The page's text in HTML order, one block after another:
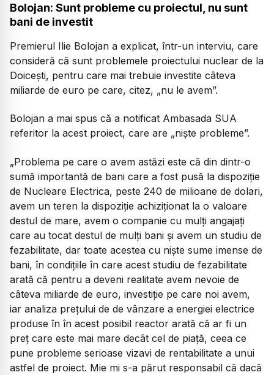
Bolojan: Sunt probleme cu proiectul, nu sunt
bani de investit
Premierul Ilie Bolojan a explicat, într-un interviu, care
consideră că sunt problemele proiectului nuclear de la
Doicești, pentru care mai trebuie investite câteva
miliarde de euro pe care, citez, „nu le avem”.
Bolojan a mai spus că a notificat Ambasada SUA
referitor la acest proiect, care are „niște probleme”.
„Problema pe care o avem astăzi este că din dintr-o
sumă importantă de bani care a fost pusă la dispoziție
de Nucleare Electrica, peste 240 de milioane de dolari,
avem un teren la dispoziție achiziționat la o valoare
destul de mare, avem o companie cu mulți angajați
care au tocat destul de mulți bani și avem un studiu de
fezabilitate, dar toate acestea cu niște sume imense de
bani, în condițiile în care acest studiu de fezabilitate
arată că pentru a deveni realitate avem nevoie de
câteva miliarde de euro, investiție pe care noi avem,
iar analiza prețului de de vânzare a energiei electrice
produse în în acest posibil reactor arată că ar fi un
preț care este mai mare decât cel de piață, ceea ce
pune probleme serioase vizavi de rentabilitate a unui
astfel de proiect. Mie mi s-a părut responsabil că dacă